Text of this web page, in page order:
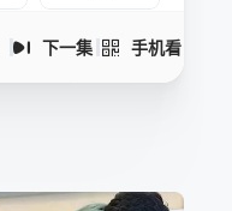
下一集 手机看
15
24